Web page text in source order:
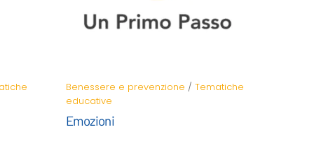
Benessere e prevenzione / Tematiche
educative
Emozioni